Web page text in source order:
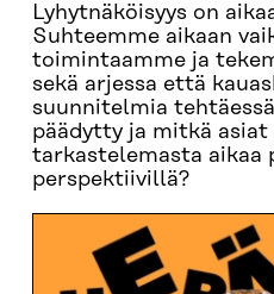
Lyhytnäköisyys on
Suhteemme aikaan
toimintaamme ja
sekä arjessa että
suunnitelmia
päädytty ja mitkä
tarkastelemasta aikaa
perspektiivillä?